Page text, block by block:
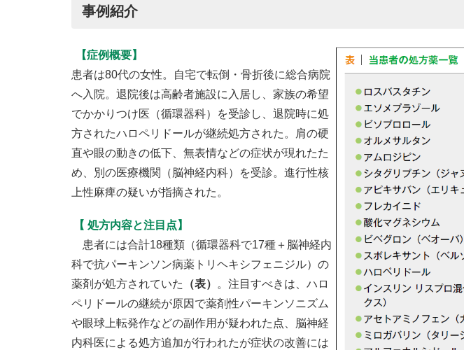
事例紹介
【症例概要】
患者は80代の女性。自宅で転倒・骨折後に総合病院
へ入院。退院後は高齢者施設に入居し、家族の希望
でかかりつけ医（循環器科）を受診し、退院時に処
方されたハロペリドールが継続処方された。肩の硬
直や眼の動きの低下、無表情などの症状が現れたた
め、別の医療機関（脳神経内科）を受診。進行性核
上性麻痺の疑いが指摘された。
【 処方内容と注目点】
患者には合計18種類（循環器科で17種＋脳神経内
科で抗パーキンソン病薬トリヘキシフェニジル）の
薬剤が処方されていた
（表）
。注目すべきは、ハロ
ペリドールの継続が原因で薬剤性パーキンソニズム
や眼球上転発作などの副作用が疑われた点、脳神経
内科医による処方追加が行われたが症状の改善には